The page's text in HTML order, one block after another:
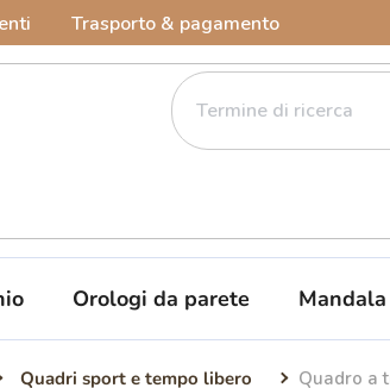
Trasporto & pagamento
Orologi da parete Mandala
Quadri sport e tempo libero Quadro a